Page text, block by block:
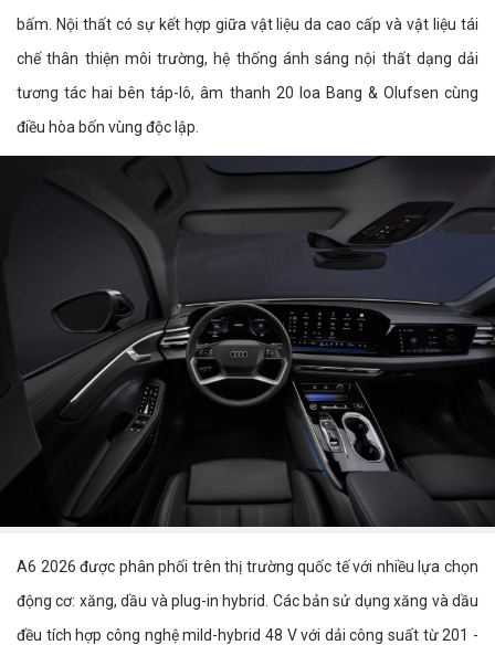
bấm. Nội thất có sự kết hợp giữa vật liệu da cao cấp và vật liệu tái
chế thân thiện môi trường, hệ thống ánh sáng nội thất dạng dải
tương tác hai bên táp-lô, âm thanh 20 loa Bang & Olufsen cùng
điều hòa bốn vùng độc lập.
A6 2026 được phân phối trên thị trường quốc tế với nhiều lựa chọn
động cơ: xăng, dầu và plug-in hybrid. Các bản sử dụng xăng và dầu
đều tích hợp công nghệ mild-hybrid 48 V với dải công suất từ 201 -